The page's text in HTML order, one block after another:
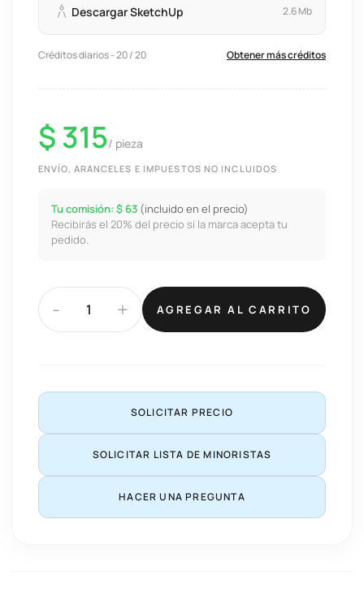
Descargar SketchUp 2.6 Mb
Créditos diarios - 20 / 20 Obtener más créditos
$ 315/ pieza
ENVÍO, ARANCELES E IMPUESTOS NO INCLUIDOS
Tu comisión: $ 63 (incluido en el precio)
Recibirás el 20% del precio si la marca acepta tu
pedido.
- + AGREGAR AL CARRITO
SOLICITAR PRECIO
SOLICITAR LISTA DE MINORISTAS
HACER UNA PREGUNTA